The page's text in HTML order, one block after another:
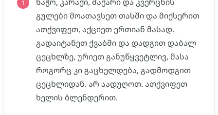
გულები მოათავსეთ თასში და მიქსერით
ათქვიფეთ, აქციეთ ერთიან მასად.
გადაიტანეთ ქვაბში და დადგით დაბალ
ცეცხლზე, ურიეთ განუწყვეტლივ, მასა
როგორც კი გაცხელდება, გადმოდგით
ცეცხლიდან. არ აადუღოთ. ათქვიფეთ
ხელის ბლენდერით.